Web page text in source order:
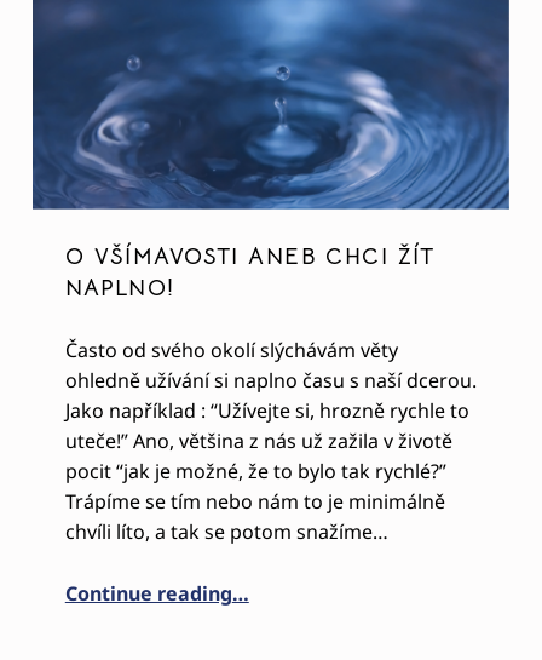
O VŠÍMAVOSTI ANEB CHCI ŽÍT
NAPLNO!
Často od svého okolí slýchávám věty
ohledně užívání si naplno času s naší dcerou.
Jako například : “Užívejte si, hrozně rychle to
uteče!” Ano, většina z nás už zažila v životě
pocit “jak je možné, že to bylo tak rychlé?”
Trápíme se tím nebo nám to je minimálně
chvíli líto, a tak se potom snažíme…
Continue reading…